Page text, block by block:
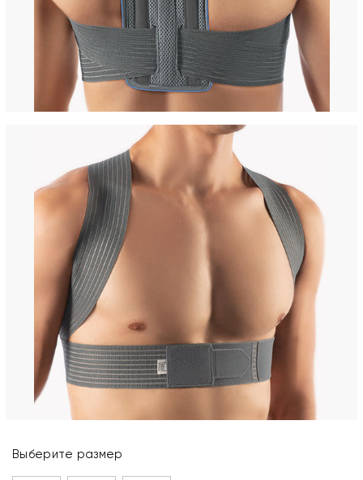
Выберите размер